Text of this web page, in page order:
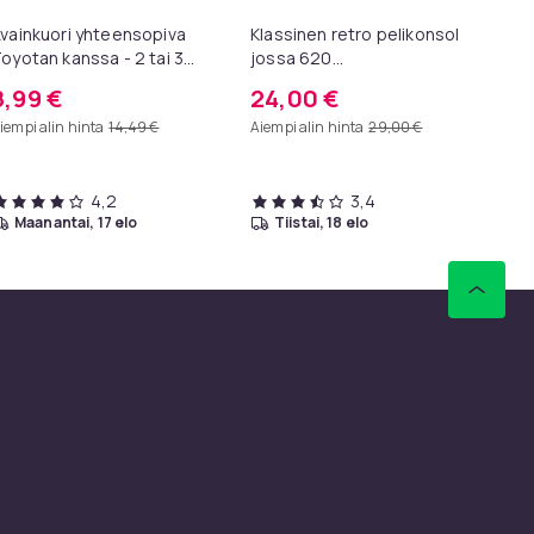
yhteensopiva
kanssa - 2 tai 3
kit
€
alin hinta 14,49 €
4,2
maanantai, 17 elo
Klassinen retro pelikonsoli,
jossa 620
AV-lähtö
24,00 €
Aiempi alin hinta 29,00 €
3,4
tiistai, 18 elo